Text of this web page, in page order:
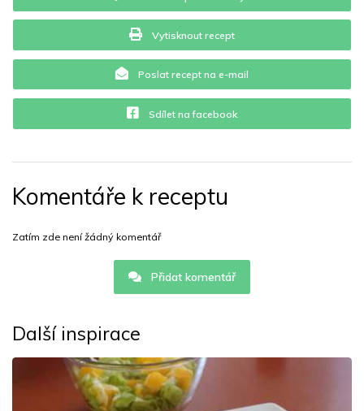
Vytisknout recept
Poslat recept na e-mail
Sdílet na facebook
Komentáře k receptu
Zatím zde není žádný komentář
Přidat komentář
Další inspirace